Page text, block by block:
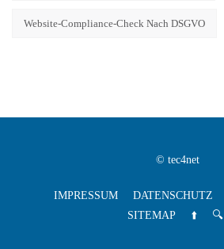
Website-Compliance-Check Nach DSGVO
© tec4net
IMPRESSUM DATENSCHUTZ
SITEMAP
⬆️ 🔍